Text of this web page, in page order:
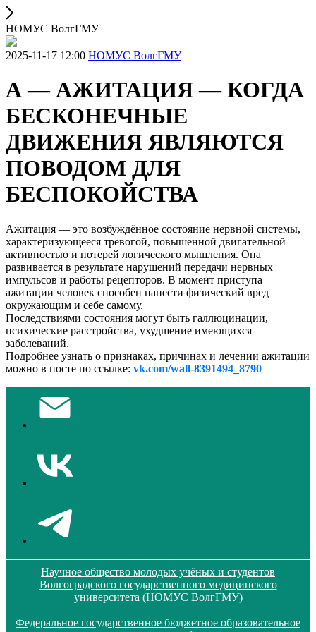
НОМУС ВолгГМУ
2025-11-17 12:00 НОМУС ВолгГМУ
А — АЖИТАЦИЯ — КОГДА
БЕСКОНЕЧНЫЕ
ДВИЖЕНИЯ ЯВЛЯЮТСЯ
ПОВОДОМ ДЛЯ
БЕСПОКОЙСТВА
Ажитация — это возбуждённое состояние нервной системы,
характеризующееся тревогой, повышенной двигательной
активностью и потерей логического мышления. Она
развивается в результате нарушений передачи нервных
импульсов и работы рецепторов. В момент приступа
ажитации человек способен нанести физический вред
окружающим и себе самому.
Последствиями состояния могут быть галлюцинации,
психические расстройства, ухудшение имеющихся
заболеваний.
Подробнее узнать о признаках, причинах и лечении ажитации
можно в посте по ссылке: vk.com/wall-8391494_8790
Научное общество молодых учёных и студентов
Волгоградского государственного медицинского
университета (НОМУС ВолгГМУ)
Федеральное государственное бюджетное образовательное